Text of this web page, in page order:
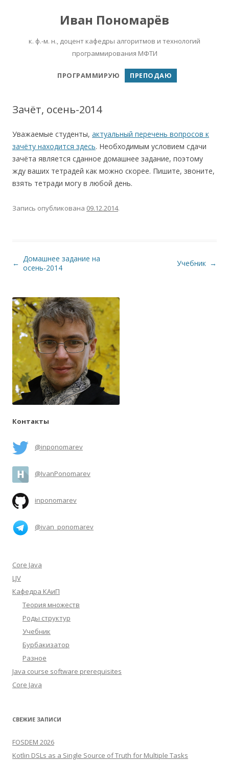
Иван Пономарёв
к. ф.-м. н., доцент кафедры алгоритмов и технологий
программирования МФТИ
Перейти к содержимому
ПРОГРАММИРУЮ ПРЕПОДАЮ
Зачёт, осень-2014
Уважаемые студенты, актуальный перечень вопросов к
зачёту находится здесь. Необходимым условием сдачи
зачёта является сданное домашнее задание, поэтому
жду ваших тетрадей как можно скорее. Пишите, звоните,
взять тетради могу в любой день.
Запись опубликована 09.12.2014.
Навигация по записям
← Домашнее задание на
осень-2014
Учебник →
Контакты
@inponomarev
@IvanPonomarev
inponomarev
@ivan_ponomarev
Core Java
LJV
Кафедра КАиП
Теория множеств
Роды структур
Учебник
Бурбакизатор
Разное
Java course software prerequisites
Core Java
СВЕЖИЕ ЗАПИСИ
FOSDEM 2026
Kotlin DSLs as a Single Source of Truth for Multiple Tasks